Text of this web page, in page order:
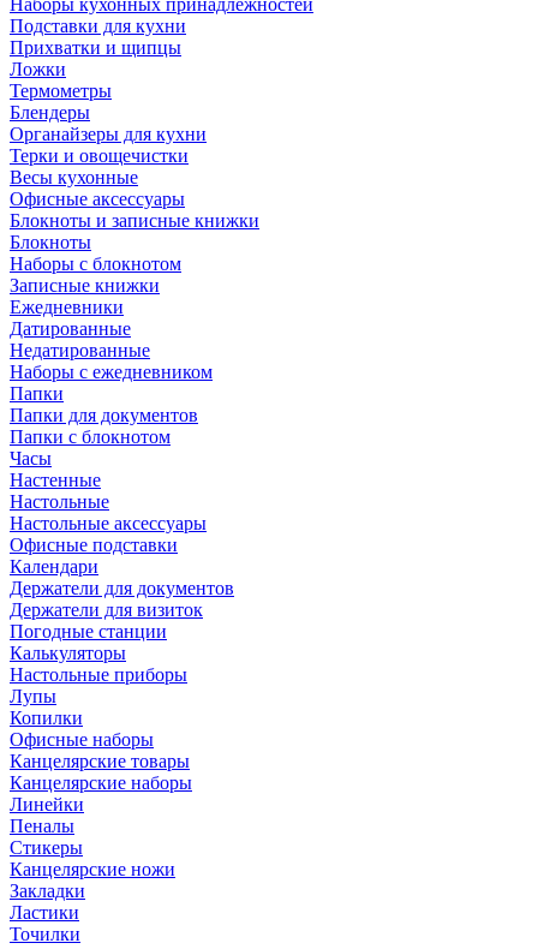
Наборы кухонных принадлежностей
Подставки для кухни
Прихватки и щипцы
Ложки
Термометры
Блендеры
Органайзеры для кухни
Терки и овощечистки
Весы кухонные
Офисные аксессуары
Блокноты и записные книжки
Блокноты
Наборы с блокнотом
Записные книжки
Ежедневники
Датированные
Недатированные
Наборы с ежедневником
Папки
Папки для документов
Папки с блокнотом
Часы
Настенные
Настольные
Настольные аксессуары
Офисные подставки
Календари
Держатели для документов
Держатели для визиток
Погодные станции
Калькуляторы
Настольные приборы
Лупы
Копилки
Офисные наборы
Канцелярские товары
Канцелярские наборы
Линейки
Пеналы
Стикеры
Канцелярские ножи
Закладки
Ластики
Точилки